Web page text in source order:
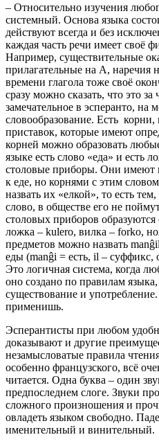
– Относительно изучения
системный. Основа языка
действуют всегда и без
каждая часть речи имеет своё
Например, существительные
прилагательные на А, наречия
времени глагола тоже своё
сразу можно сказать, что это за
замечательное в эсперанто, на
словообразование. Есть
приставок, которые имеют
корней можно образовать
языке есть слово «еда» и есть
столовые приборы. Они имеют
к еде, но корнями с этим
назвать их «елкой», то есть
слово, в обществе его не
столовых приборов образуются
ложка – kulero, вилка – forko,
предметов можно назвать
еды (manĝi = есть, il –
Это логичная система, когда
оно создано по правилам
существование и
применишь.
Эсперантисты при любом
доказывают и другие
незамысловатые правила
особенно французского, всё
читается. Одна буква – один
предпоследнем слоге. Звуки
сложного произношения и
овладеть языком свободно.
именительный и винительный.